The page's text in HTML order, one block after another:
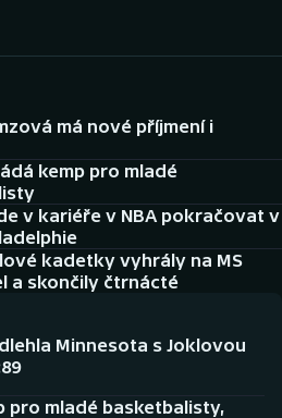
má nové příjmení i
kemp pro mladé
v kariéře v NBA pokračovat v
kadetky vyhrály na MS
a skončily čtrnácté
Minnesota s Joklovou
pro mladé basketbalisty,